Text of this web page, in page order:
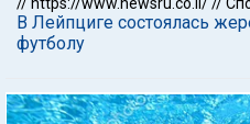
В Лейпциге состоялась
футболу